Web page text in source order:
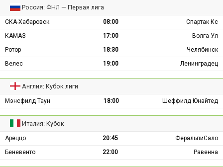
Россия: ФНЛ — Первая лига
СКА-Хабаровск 08:00
Спартак Кс
КАМАЗ
17:00
Волга Ул
Ротор
18:30
Челябинск
Велес
19:00 Ленинградец
Англия: Кубок лиги
Мэнсфилд Таун 18:00 Шеффилд Юнайтед
Италия: Кубок
Ареццо 20:45
ФеральпиСало
Беневенто
22:00 Равенна